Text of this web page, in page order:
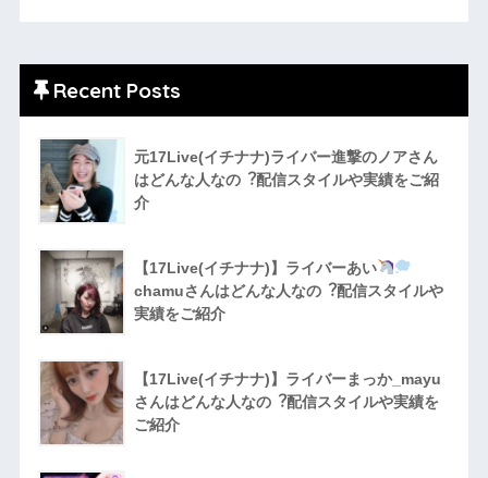
Recent Posts
元17Live(イチナナ)ライバー進撃のノアさん
はどんな人なの︖配信スタイルや実績をご紹
介
【17Live(イチナナ)】ライバーあい
chamuさんはどんな人なの︖配信スタイルや
実績をご紹介
【17Live(イチナナ)】ライバーまっか_mayu
さんはどんな人なの︖配信スタイルや実績を
ご紹介